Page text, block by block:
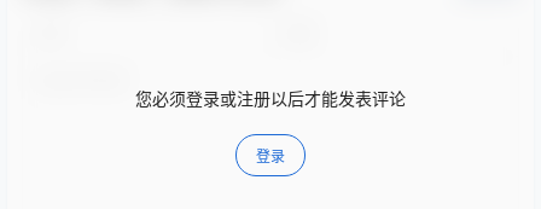
您必须登录或注册以后才能发表评论
登录